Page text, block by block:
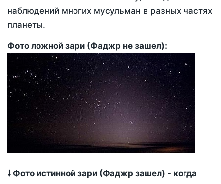
наблюдений многих мусульман в разных частях
планеты.
Фото ложной зари (Фаджр не зашел):
🠗 Фото истинной зари (Фаджр зашел) - когда